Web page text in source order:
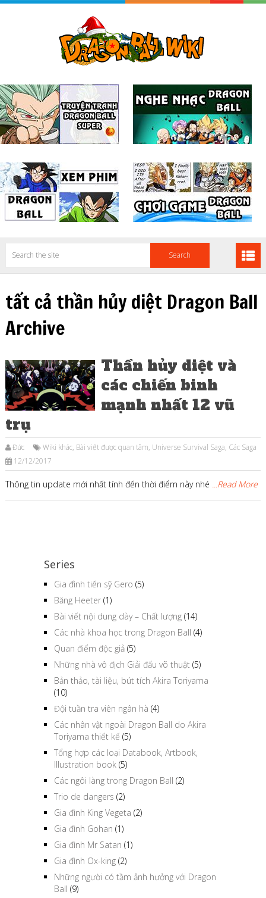
tất cả thần hủy diệt Dragon Ball
Archive
Thần hủy diệt và
các chiến binh
mạnh nhất 12 vũ
trụ
Đức Wiki khác, Bài viết được quan tâm, Universe Survival Saga, Các Saga
12/12/2017
Thông tin update mới nhất tính đến thời điểm này nhé ...Read More
Series
Gia đình tiến sỹ Gero (5)
Băng Heeter (1)
Bài viết nội dung dày – Chất lượng (14)
Các nhà khoa học trong Dragon Ball (4)
Quan điểm độc giả (5)
Những nhà vô địch Giải đấu võ thuật (5)
Bản thảo, tài liệu, bút tích Akira Toriyama
(10)
Đội tuần tra viên ngân hà (4)
Các nhân vật ngoài Dragon Ball do Akira
Toriyama thiết kế (5)
Tổng hợp các loại Databook, Artbook,
Illustration book (5)
Các ngôi làng trong Dragon Ball (2)
Trio de dangers (2)
Gia đình King Vegeta (2)
Gia đình Gohan (1)
Gia đình Mr Satan (1)
Gia đình Ox-king (2)
Những người có tầm ảnh hưởng với Dragon
Ball (9)